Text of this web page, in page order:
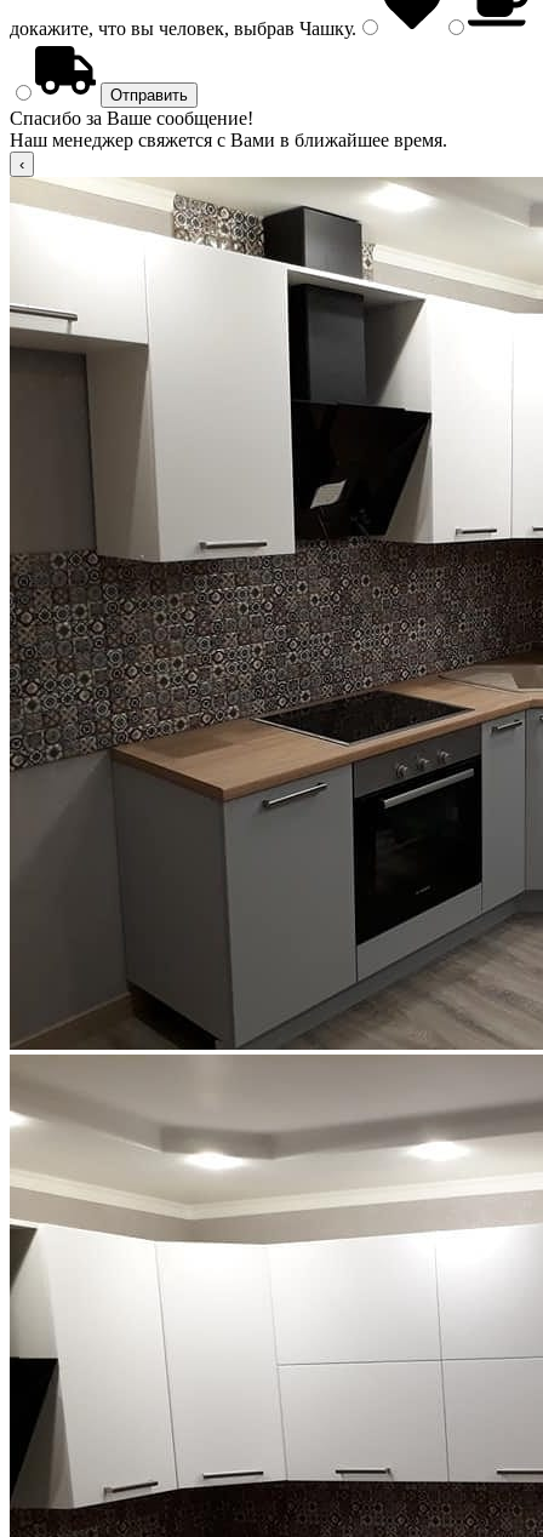
докажите, что вы человек, выбрав Чашку.
Спасибо за Ваше сообщение!
Наш менеджер свяжется с Вами в ближайшее время.